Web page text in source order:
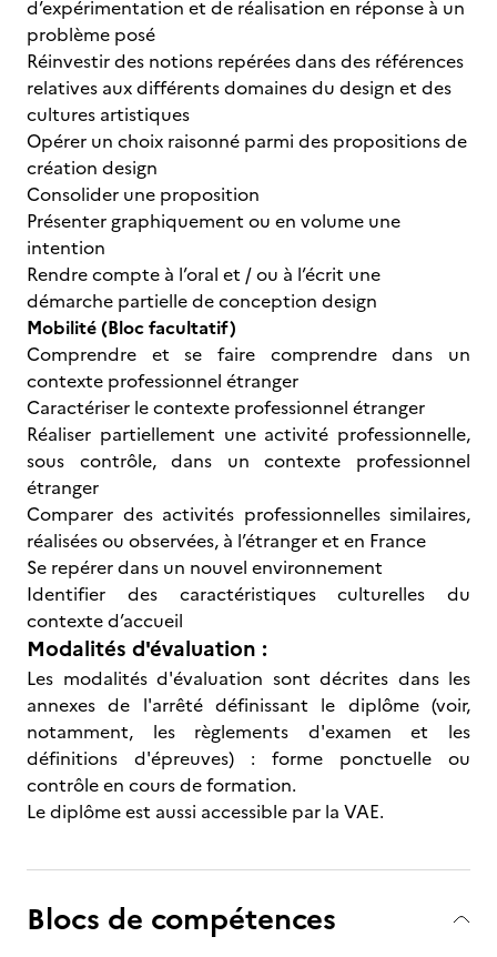
d’expérimentation et de réalisation en réponse à un
problème posé
Réinvestir des notions repérées dans des références
relatives aux différents domaines du design et des
cultures artistiques
Opérer un choix raisonné parmi des propositions de
création design
Consolider une proposition
Présenter graphiquement ou en volume une
intention
Rendre compte à l’oral et / ou à l’écrit une
démarche partielle de conception design
Mobilité (Bloc facultatif)
Comprendre et se faire comprendre dans un
contexte professionnel étranger
Caractériser le contexte professionnel étranger
Réaliser partiellement une activité professionnelle,
sous contrôle, dans un contexte professionnel
étranger
Comparer des activités professionnelles similaires,
réalisées ou observées, à l’étranger et en France
Se repérer dans un nouvel environnement
Identifier des caractéristiques culturelles du
contexte d’accueil
Modalités d'évaluation :
Les modalités d'évaluation sont décrites dans les
annexes de l'arrêté définissant le diplôme (voir,
notamment, les règlements d'examen et les
définitions d'épreuves) : forme ponctuelle ou
contrôle en cours de formation.
Le diplôme est aussi accessible par la VAE.
Blocs de compétences